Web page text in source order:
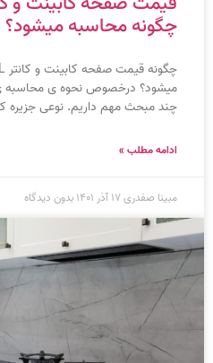
چگونه محاسبه میشود؟
میشود؟ درخصوص نحوه ی محاسبه
چند مبحث مهم داریم. نوعی جزیره
ادامه مطلب »
مبینا صفدری۱۷ آذر ۱۴۰۱ بدون دیدگاه